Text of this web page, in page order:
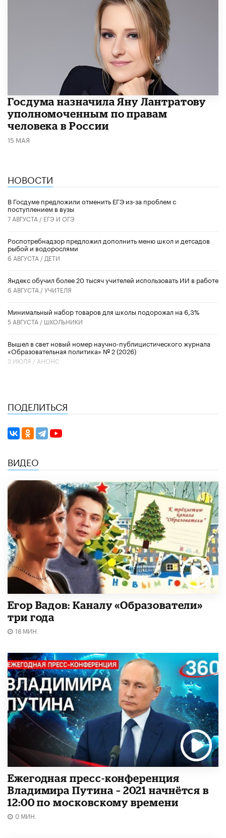
Госдума назначила Яну Лантратову
уполномоченным по правам
человека в России
15 МАЯ
НОВОСТИ
В Госдуме предложили отменить ЕГЭ из-за проблем с
поступлением в вузы
7 АВГУСТА / ЕГЭ И ОГЭ
Роспотребнадзор предложил дополнить меню школ и детсадов
рыбой и водорослями
6 АВГУСТА / ДЕТИ
​Яндекс обучил более 20 тысяч учителей использовать ИИ в работе
6 АВГУСТА /УЧИТЕЛЯ
Минимальный набор товаров для школы подорожал на 6,3%
5 АВГУСТА / ШКОЛЬНИКИ
Вышел в свет новый номер научно-публицистического журнала
«Образовательная политика» № 2 (2026)
3 ИЮЛЯ / АНОНС
ПОДЕЛИТЬСЯ
ВИДЕО
Егор Вадов: Каналу «Образователи»
три года
18 МИН.
Ежегодная пресс-конференция
Владимира Путина – 2021 начнётся в
12:00 по московскому времени
0 МИН.